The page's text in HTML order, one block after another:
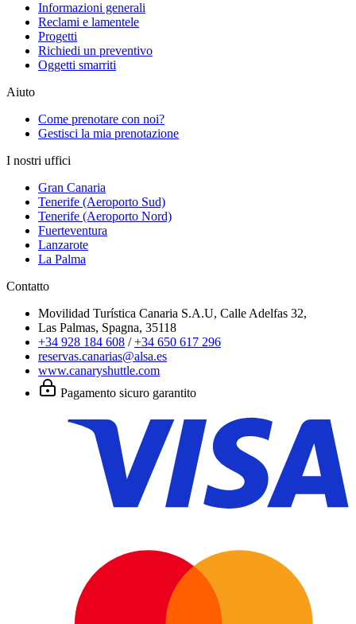
Informazioni generali
Reclami e lamentele
Progetti
Richiedi un preventivo
Oggetti smarriti
Aiuto
Come prenotare con noi?
Gestisci la mia prenotazione
I nostri uffici
Gran Canaria
Tenerife (Aeroporto Sud)
Tenerife (Aeroporto Nord)
Fuerteventura
Lanzarote
La Palma
Contatto
Movilidad Turística Canaria S.A.U, Calle Adelfas 32,
Las Palmas, Spagna, 35118
+34 928 184 608 / +34 650 617 296
reservas.canarias@alsa.es
www.canaryshuttle.com
Pagamento sicuro garantito